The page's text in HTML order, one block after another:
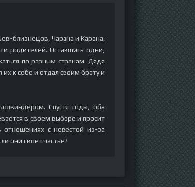
близнецов, Чарана и Карана.
родителей. Оставшись одни,
по разным странам. Дядя
к себе и отдал своим брату и
Спустя годы, оба
в своем выборе и просит
отношениях с невестой из-за
они свое счастье?